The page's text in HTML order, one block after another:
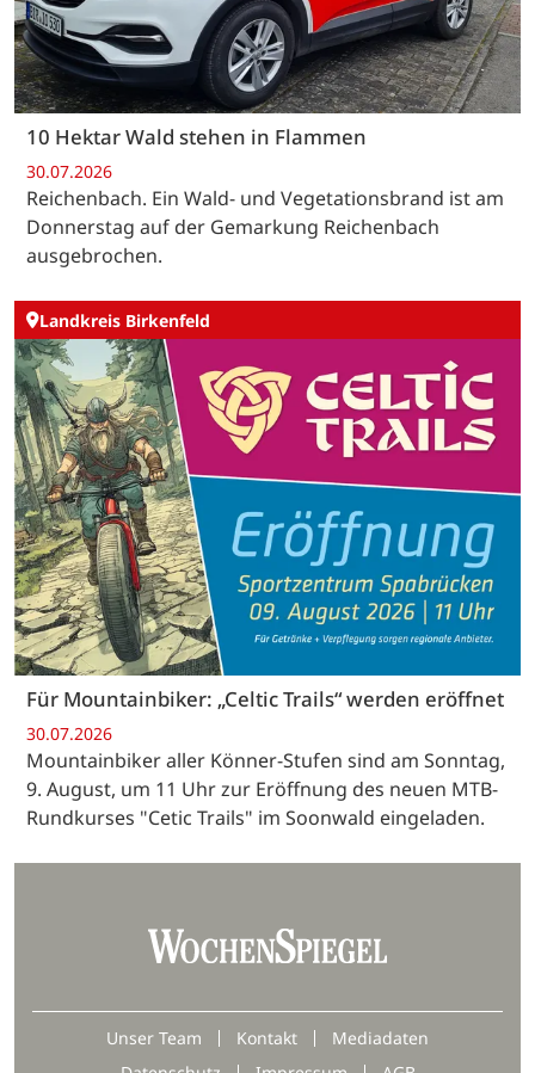
10 Hektar Wald stehen in Flammen
30.07.2026
Reichenbach. Ein Wald- und Vegetationsbrand ist am
Donnerstag auf der Gemarkung Reichenbach
ausgebrochen.
Landkreis Birkenfeld
Für Mountainbiker: „Celtic Trails“ werden eröffnet
30.07.2026
Mountainbiker aller Könner-Stufen sind am Sonntag,
9. August, um 11 Uhr zur Eröffnung des neuen MTB-
Rundkurses "Cetic Trails" im Soonwald eingeladen.
Unser Team Kontakt
Mediadaten